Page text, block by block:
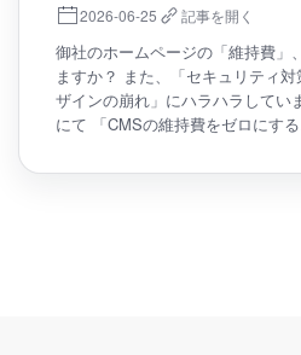
2026-06-25 記事を開く
御社のホームページの「維持費」
ますか？ また、「セキュリティ
ザインの崩れ」にハラハラしてい
にて 「CMSの維持費をゼロにす